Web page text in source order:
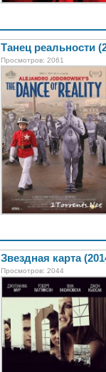
Танец реальности
Просмотров: 2061
Звездная карта
Просмотров: 2044